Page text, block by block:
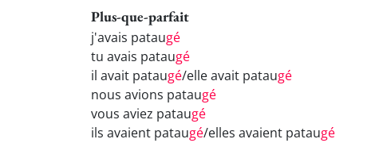
Plus-que-parfait
j'avais pataugé
tu avais pataugé
il avait pataugé/elle avait pataugé
nous avions pataugé
vous aviez pataugé
ils avaient pataugé/elles avaient pataugé